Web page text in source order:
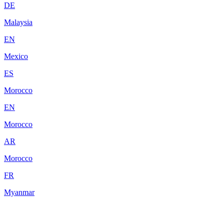
DE
Malaysia
EN
Mexico
ES
Morocco
EN
Morocco
AR
Morocco
FR
Myanmar